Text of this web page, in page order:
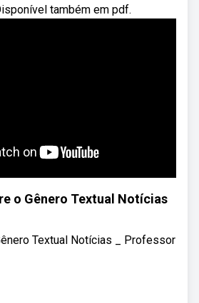
também em pdf.
o Gênero Textual Notícias
Textual Notícias _ Professor